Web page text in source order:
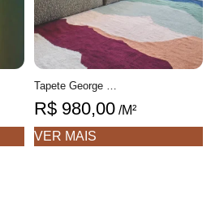
R$ 980,00 /M²
VER MAIS